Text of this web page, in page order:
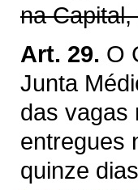
na
Art. 29. O
Junta
das vagas
entregues
quinze